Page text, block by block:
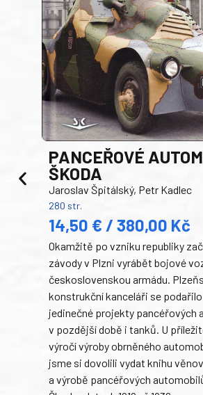
PANCEŘOVÉ
ŠKODA
Jaroslav Špitálský, Petr Kadlec
280 str.
14,50 € / 380,00 Kč
Okamžitě po vzniku republiky
závody v Plzni vyrábět bojové
československou armádu.
konstrukční kanceláři se
jedinečné projekty pancéřových
v pozdější době i tanků. U
výročí výroby obrněného
jsme si dovolili vydat knihu
a výrobě pancéřových